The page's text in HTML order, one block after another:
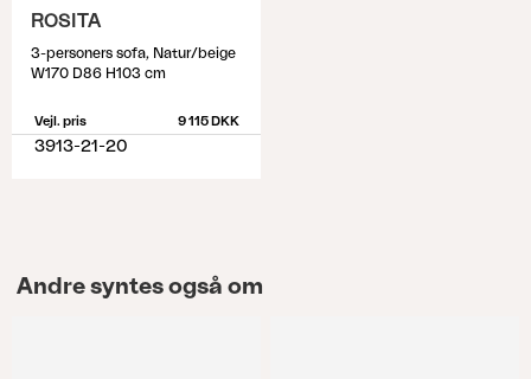
ROSITA
3-personers sofa, Natur/beige
W170 D86 H103 cm
Vejl. pris 9 115 DKK
3913-21-20
Andre syntes også om